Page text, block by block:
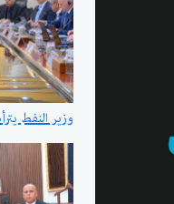
وزير النفط